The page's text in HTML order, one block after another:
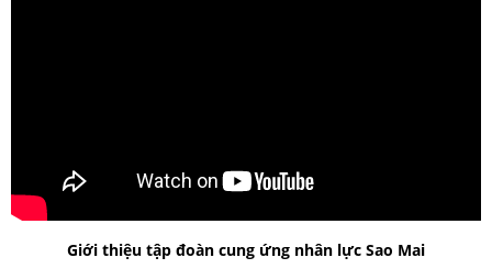
Giới thiệu tập đoàn cung ứng nhân lực Sao Mai